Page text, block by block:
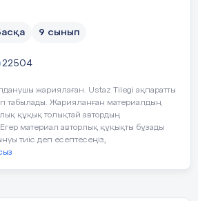
табыңыз.
ЖИЫНТЫҚ
17
ЖИЫНТЫҚ
9 сынып
22504
жариялаған. Ustaz Tilegi ақпаратты
табылады. Жарияланған материалдың
құқық толықтай автордың
Егер материал авторлық құқықты бұзады
тиіс деп есептесеңіз,